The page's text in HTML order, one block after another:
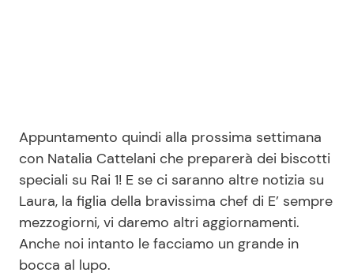
Appuntamento quindi alla prossima settimana
con Natalia Cattelani che preparerà dei biscotti
speciali su Rai 1! E se ci saranno altre notizia su
Laura, la figlia della bravissima chef di E’ sempre
mezzogiorni, vi daremo altri aggiornamenti.
Anche noi intanto le facciamo un grande in
bocca al lupo.